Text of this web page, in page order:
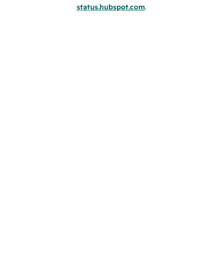
status.hubspot.com.